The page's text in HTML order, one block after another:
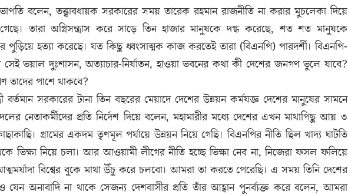
বলেন, তত্ত্বাবধায়ক সরকারের সময় তারেক রহমান রাজনীতি না করার মুচলেকা দিয়ে
গেছে। তারা অগ্নিসন্ত্রাস করে সাড়ে তিন হাজার মানুষকে দগ্ধ করেছে, শত শত মানুষকে
পুড়িয়ে হত্যা করেছে। যত কিছু ধ্বংসাত্মক কাজ করতেই তারা (বিএনপি) পারদর্শী। বিএনপি-
ভয়াল দুঃশাসন, অত্যাচার-নির্যাতন, হাওয়া ভবনের কথা কী দেশের জনগণ ভুলে যাবে?
তাদের পাশে থাকবে?
বর্তমান সরকারের টানা তিন বছরের মেয়াদে দেশের উন্নয়ন কর্মযজ্ঞ দেশের মানুষের সামনে
নেতাকর্মীদের প্রতি নির্দেশ দিয়ে বলেন, মহামারীর মধ্যে দেশের এখন মাথাপিছু আয় ৩
গ্রামের একদম তৃণমূল পর্যায়ে উন্নয়ন নিয়ে গেছি। বিএনপির নীতি ছিল খাদ্য ঘাটতি
ভিক্ষা নিয়ে চলা। আর আওয়ামী লীগের নীতি হচ্ছে ভিক্ষা নেব না, নিজেরা ফসল ফলিয়ে
বিশ্বের বুকে মাথা উঁচু করে চলবো। আমরা তা করতে পেরেছি। এ সময় তিনি দেশের
যেন অনাবাদি না থাকে সেজন্য দেশবাসীর প্রতি তাঁর আহ্বান পুনর্ব্যক্ত করে বলেন, আমরা